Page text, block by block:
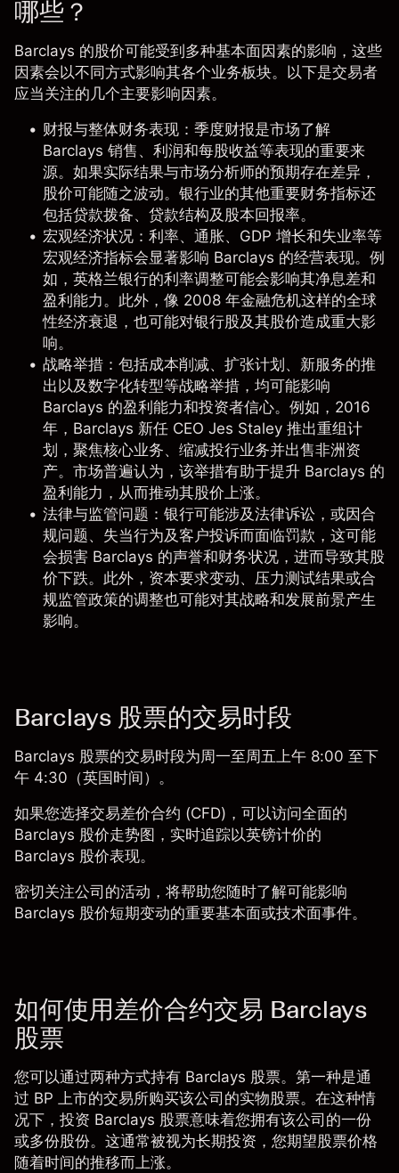
哪些？
Barclays 的股价可能受到多种基本面因素的影响，这些
因素会以不同方式影响其各个业务板块。以下是交易者
应当关注的几个主要影响因素。
财报与整体财务表现 ：季度财报是市场了解
Barclays 销售、利润和每股收益等表现的重要来
源。如果实际结果与市场分析师的预期存在差异，
股价可能随之波动。银行业的其他重要财务指标还
包括贷款拨备、贷款结构及股本回报率。
宏观经济状况 ：利率、通胀、GDP 增长和失业率等
宏观经济指标会显著影响 Barclays 的经营表现。例
如，英格兰银行的利率调整可能会影响其净息差和
盈利能力。此外，像 2008 年金融危机这样的全球
性经济衰退，也可能对银行股及其股价造成重大影
响。
战略举措 ：包括成本削减、扩张计划、新服务的推
出以及数字化转型等战略举措，均可能影响
Barclays 的盈利能力和投资者信心。例如，2016
年，Barclays 新任 CEO Jes Staley 推出重组计
划，聚焦核心业务、缩减投行业务并出售非洲资
产。市场普遍认为，该举措有助于提升 Barclays 的
盈利能力，从而推动其股价上涨。
法律与监管问题 ：银行可能涉及法律诉讼，或因合
规问题、失当行为及客户投诉而面临罚款，这可能
会损害 Barclays 的声誉和财务状况，进而导致其股
价下跌。此外，资本要求变动、压力测试结果或合
规监管政策的调整也可能对其战略和发展前景产生
影响。
Barclays 股票的交易时段
Barclays 股票的交易时段为周一至周五上午 8:00 至下
午 4:30（英国时间）。
如果您选择交易差价合约 (CFD) ，可以访问全面的
Barclays 股价走势图 ，实时追踪以英镑计价的
Barclays 股价表现。
密切关注公司的活动，将帮助您随时了解可能影响
Barclays 股价短期变动的重要基本面或技术面事件。
如何使用差价合约交易 Barclays
股票
您可以通过两种方式持有 Barclays 股票。第一种是通
过 BP 上市的交易所购买该公司的实物股票。在这种情
况下，投资 Barclays 股票意味着您拥有该公司的一份
或多份股份。这通常被视为长期投资，您期望股票价格
随着时间的推移而上涨。